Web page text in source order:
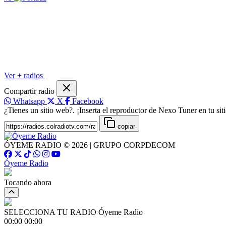
Ver + radios
Compartir radio
Whatsapp
X
Facebook
¿Tienes un sitio web?. ¡Inserta el reproductor de Nexo Tuner en tu
copiar
ÓYEME RADIO © 2026 | GRUPO CORPDECOM
Óyeme Radio
Tocando ahora
SELECCIONA TU RADIO Óyeme Radio
00:00 00:00